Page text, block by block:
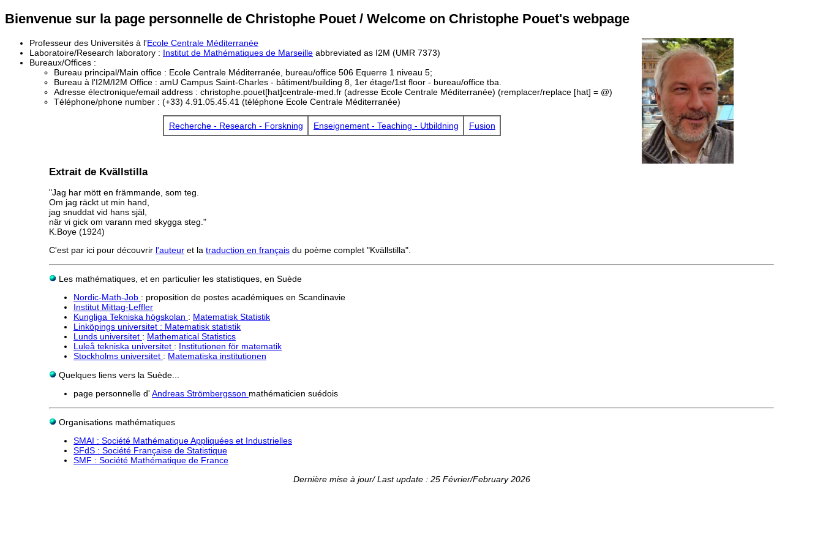
Bienvenue sur la page personnelle de Christophe Pouet / Welcome on Christophe Pouet's webpage
Professeur des Universités à l'Ecole Centrale Méditerranée
Laboratoire/Research laboratory : Institut de Mathématiques de Marseille abbreviated as I2M (UMR 7373)
Bureaux/Offices :
Bureau principal/Main office : Ecole Centrale Méditerranée, bureau/office 506 Equerre 1 niveau 5;
Bureau à l'I2M/I2M Office : amU Campus Saint-Charles - bâtiment/building 8, 1er étage/1st floor - bureau/office tba.
Adresse électronique/email address : christophe.pouet[hat]centrale-med.fr (adresse Ecole Centrale Méditerranée) (remplacer/replace [hat] = @)
Téléphone/phone number : (+33) 4.91.05.45.41 (téléphone Ecole Centrale Méditerranée)
Recherche - Research - Forskning Enseignement - Teaching - Utbildning Fusion
Extrait de Kvällstilla
"Jag har mött en främmande, som teg.
Om jag räckt ut min hand,
jag snuddat vid hans själ,
när vi gick om varann med skygga steg."
K.Boye (1924)
C'est par ici pour découvrir l'auteur et la traduction en français du poème complet "Kvällstilla".
Les mathématiques, et en particulier les statistiques, en Suède
Nordic-Math-Job : proposition de postes académiques en Scandinavie
Institut Mittag-Leffler
Kungliga Tekniska högskolan : Matematisk Statistik
Linköpings universitet : Matematisk statistik
Lunds universitet : Mathematical Statistics
Luleå tekniska universitet : Institutionen för matematik
Stockholms universitet : Matematiska institutionen
Quelques liens vers la Suède...
page personnelle d' Andreas Strömbergsson mathématicien suédois
Organisations mathématiques
SMAI : Société Mathématique Appliquées et Industrielles
SFdS : Société Française de Statistique
SMF : Société Mathématique de France
Dernière mise à jour/ Last update : 25 Février/February 2026